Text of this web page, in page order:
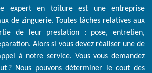
expert en toiture est une entreprise
de zinguerie. Toutes tâches relatives aux
de leur prestation : pose, entretien,
Alors si vous devez réaliser une de
à notre service. Vous vous demandez
? Nous pouvons déterminer le cout des